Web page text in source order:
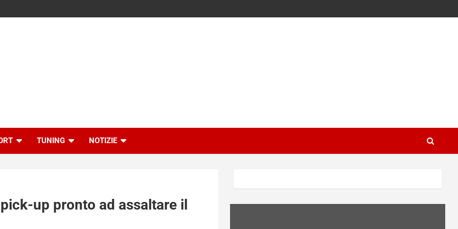
TUNING NOTIZIE
up pronto ad assaltare il